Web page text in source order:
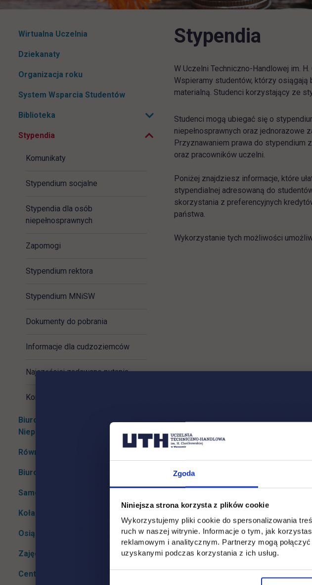
Zgoda
Niniejsza strona korzysta z plików cookie
Wykorzystujemy pliki cookie do spersonalizowania
ruch w naszej witrynie. Informacje o tym, jak
reklamowym i analitycznym. Partnerzy mogą
uzyskanymi podczas korzystania z ich usług.
Pomiń
Wirtualna Uczelnia
Dziekanaty
Organizacja roku
System Wsparcia Studentów
Biblioteka Rozwiń podmenu
Stypendia Zwiń podmenu
Komunikaty
Stypendium socjalne
Stypendia dla osób
niepełnosprawnych
Zapomogi
Stypendium rektora
Stypendium MNiSW
Dokumenty do pobrania
Informacje dla cudzoziemców
Najczęściej zadawane pytania
Kontakt
Biuro ds. Osób
Niepełnosprawnych
Rozwiń podmenu
Równoważni i bezpieczni Rozwiń podmenu
Biuro ds. finansów studentów Rozwiń podmenu
Samorząd studencki Rozwiń podmenu
Koła naukowe Rozwiń podmenu
Osiągnięcia naukowe studentów
Zajęcia sportowe
Centrum Języków Obcych
Stypendia
W Uczelni Techniczno-Handlowej im.
Wspieramy studentów, którzy osiągają
materialną. Studenci korzystający ze
Studenci mogą ubiegać się o
niepełnosprawnych oraz jednorazowe
Przyznawaniem prawa do stypendium
oraz pracowników uczelni.
Poniżej znajdziesz informacje, które
stypendialnej adresowaną do
skorzystania z preferencyjnych
państwa.
Wykorzystanie tych możliwości